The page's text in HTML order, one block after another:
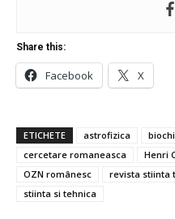
Share this:
Facebook X
ETICHETE astrofizica
cercetare romaneasca
Henri
OZN românesc
revista stiinta
stiinta si tehnica